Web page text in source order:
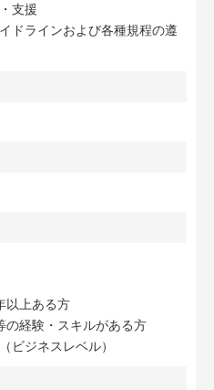
支援
ドラインおよび各種規程の遵
以上ある方
の経験・スキルがある方
ビジネスレベル）